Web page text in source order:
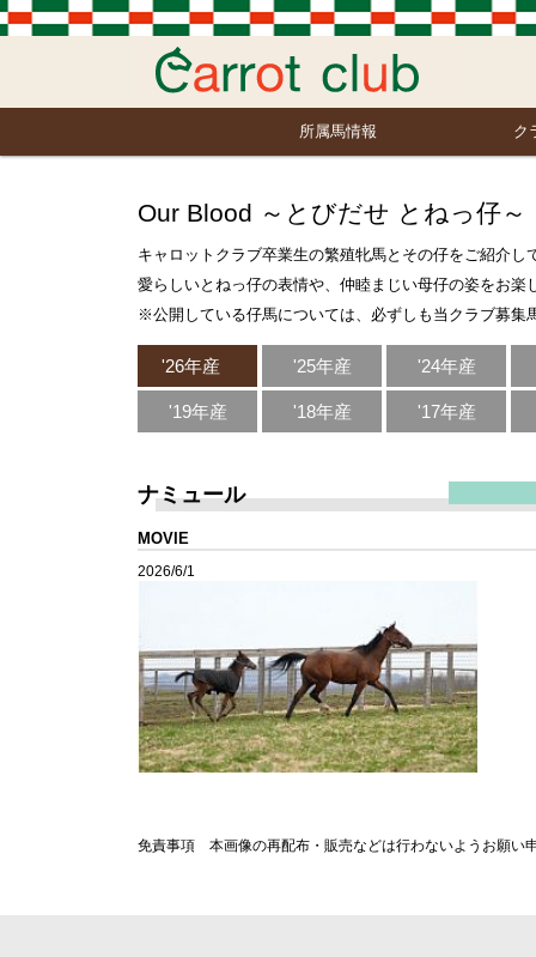
所属馬情報 ク
Our Blood ～とびだせ とねっ仔～
キャロットクラブ卒業生の繁殖牝馬とその仔をご紹介し
愛らしいとねっ仔の表情や、仲睦まじい母仔の姿をお楽
※公開している仔馬については、必ずしも当クラブ募集
'26年産 '25年産 '24年産
'19年産 '18年産 '17年産
ナミュール
MOVIE
2026/6/1
免責事項 本画像の再配布・販売などは行わないようお願い